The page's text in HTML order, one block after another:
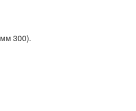
300).